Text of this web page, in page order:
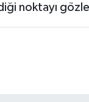
noktayı